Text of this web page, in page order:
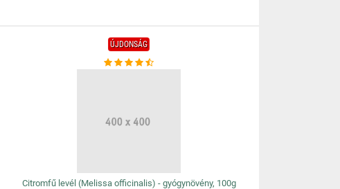
ÚJDONSÁG
Citromfű levél (Melissa officinalis) - gyógynövény, 100g